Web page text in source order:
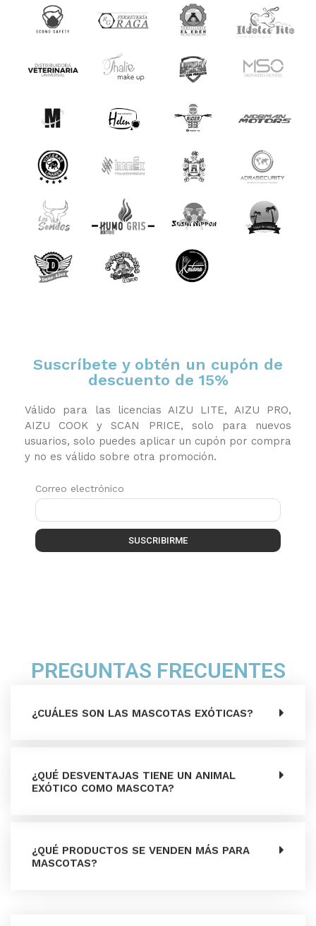
Suscríbete y obtén un cupón de
descuento de 15%
Válido para las licencias AIZU LITE, AIZU PRO,
AIZU COOK y SCAN PRICE, solo para nuevos
usuarios, solo puedes aplicar un cupón por compra
y no es válido sobre otra promoción.
Correo electrónico
SUSCRIBIRME
PREGUNTAS FRECUENTES
¿CUÁLES SON LAS MASCOTAS EXÓTICAS?
¿QUÉ DESVENTAJAS TIENE UN ANIMAL
EXÓTICO COMO MASCOTA?
¿QUÉ PRODUCTOS SE VENDEN MÁS PARA
MASCOTAS?